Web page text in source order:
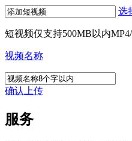
选
短视频仅支持500MB以内
视频名称
确认上传
服务